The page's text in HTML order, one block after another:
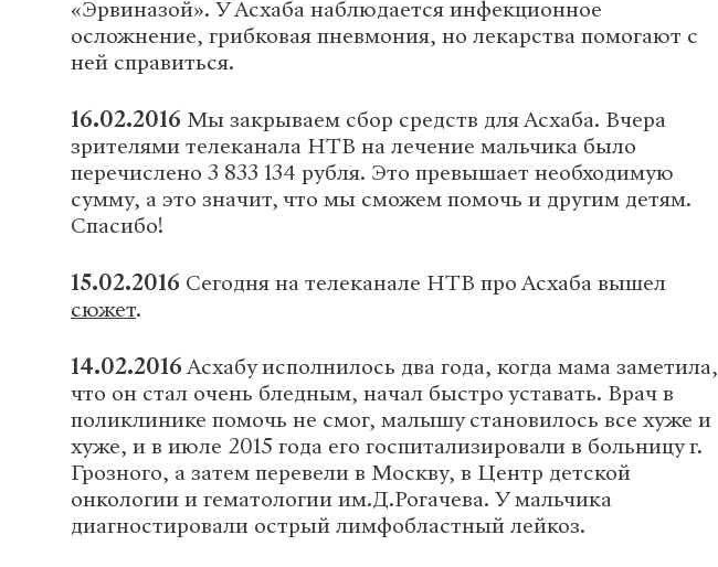
«Эрвиназой». У Асхаба наблюдается инфекционное
осложнение, грибковая пневмония, но лекарства помогают с
ней справиться.
16.02.2016 Мы закрываем сбор средств для Асхаба. Вчера
зрителями телеканала НТВ на лечение мальчика было
перечислено 3 833 134 рубля. Это превышает необходимую
сумму, а это значит, что мы сможем помочь и другим детям.
Спасибо!
15.02.2016 Сегодня на телеканале НТВ про Асхаба вышел
сюжет.
14.02.2016Асхабу исполнилось два года, когда мама заметила,
что он стал очень бледным, начал быстро уставать. Врач в
поликлинике помочь не смог, малышу становилось все хуже и
хуже, и в июле 2015 года его госпитализировали в больницу г.
Грозного, а затем перевели в Москву, в Центр детской
онкологии и гематологии им.Д.Рогачева. У мальчика
диагностировали острый лимфобластный лейкоз.